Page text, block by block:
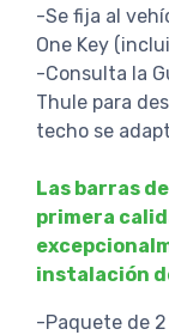
-Se fija al
One Key
-Consulta la
Thule para
techo se
Las barras
primera
instalación
-Paquete de